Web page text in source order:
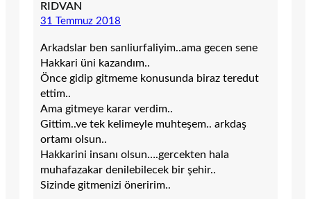
RIDVAN
31 Temmuz 2018
Arkadslar ben sanliurfaliyim..ama gecen sene
Hakkari üni kazandım..
Önce gidip gitmeme konusunda biraz teredut
ettim..
Ama gitmeye karar verdim..
Gittim..ve tek kelimeyle muhteşem.. arkdaş
ortamı olsun..
Hakkarini insanı olsun….gercekten hala
muhafazakar denilebilecek bir şehir..
Sizinde gitmenizi öneririm..